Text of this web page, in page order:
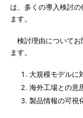
は、多くの導入検討
ます。
検討理由についてお
ます。
大規模モデルに
海外工場との意
製品情報の可視